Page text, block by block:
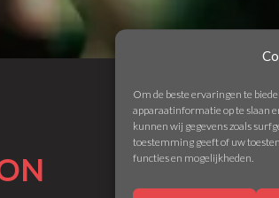
Om de beste ervaringen te
apparaatinformatie op te slaan
kunnen wij gegevens zoals
toestemming geeft of uw
functies en mogelijkheden.